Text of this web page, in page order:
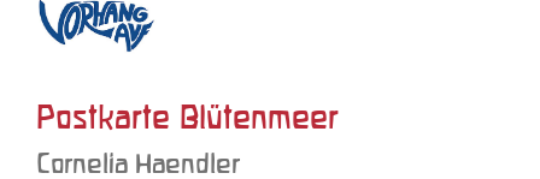
Postkarte Blütenmeer
Cornelia Haendler